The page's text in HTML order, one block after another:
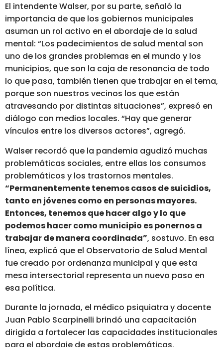
El intendente Walser, por su parte, señaló la
importancia de que los gobiernos municipales
asuman un rol activo en el abordaje de la salud
mental: “Los padecimientos de salud mental son
uno de los grandes problemas en el mundo y los
municipios, que son la caja de resonancia de todo
lo que pasa, también tienen que trabajar en el tema,
porque son nuestros vecinos los que están
atravesando por distintas situaciones”, expresó en
diálogo con medios locales. “Hay que generar
vínculos entre los diversos actores”, agregó.
Walser recordó que la pandemia agudizó muchas
problemáticas sociales, entre ellas los consumos
problemáticos y los trastornos mentales.
“Permanentemente tenemos casos de suicidios,
tanto en jóvenes como en personas mayores.
Entonces, tenemos que hacer algo y lo que
podemos hacer como municipio es ponernos a
trabajar de manera coordinada”, sostuvo. En esa
línea, explicó que el Observatorio de Salud Mental
fue creado por ordenanza municipal y que esta
mesa intersectorial representa un nuevo paso en
esa política.
Durante la jornada, el médico psiquiatra y docente
Juan Pablo Scarpinelli brindó una capacitación
dirigida a fortalecer las capacidades institucionales